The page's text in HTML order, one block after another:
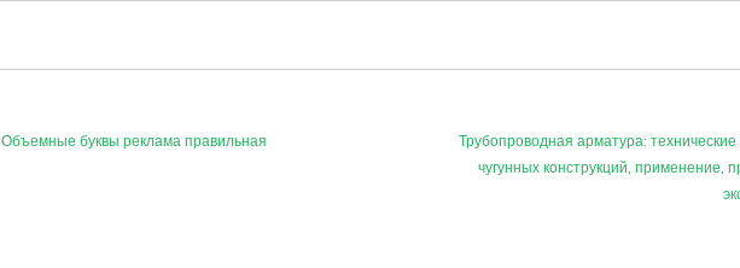
Объемные буквы реклама правильная
Трубопроводная арматура:
чугунных конструкций, применение,